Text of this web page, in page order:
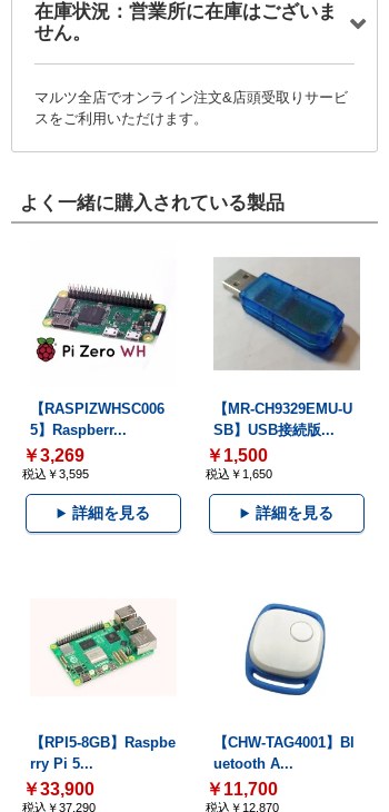
在庫状況：営業所に在庫はございま
せん。
マルツ全店でオンライン注文&店頭受取りサービ
スをご利用いただけます。
よく一緒に購入されている製品
【RASPIZWHSC006
5】Raspberr...
￥3,269
税込￥3,595
詳細を見る
【MR-CH9329EMU-U
SB】USB接続版...
￥1,500
税込￥1,650
詳細を見る
【RPI5-8GB】Raspbe
rry Pi 5...
￥33,900
税込￥37,290
【CHW-TAG4001】Bl
uetooth A...
￥11,700
税込￥12,870